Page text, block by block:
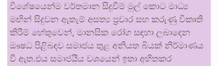
විශේෂයෙන්ම වර්තමාන සිදුවීම් මුල් කොට මාධ්‍ය
මඟින් සිදුවන ඇතැම් අසත්‍ය ප්‍රචාර සහ කරුණු විකෘති
කිරීම් හේතුවෙන්, මානසික රෝග සඳහා ලබාදෙන
ඖෂධ පිළිබඳව සමාජය තුළ අනියත බියක් නිර්මාණය
වී ඇත.එය සමාජයීය වශයෙන් ඉතා අහිතකර